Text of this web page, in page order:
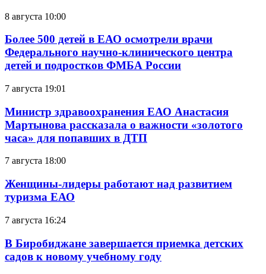
8 августа 10:00
Более 500 детей в ЕАО осмотрели врачи
Федерального научно-клинического центра
детей и подростков ФМБА России
7 августа 19:01
Министр здравоохранения ЕАО Анастасия
Мартынова рассказала о важности «золотого
часа» для попавших в ДТП
7 августа 18:00
Женщины-лидеры работают над развитием
туризма ЕАО
7 августа 16:24
В Биробиджане завершается приемка детских
садов к новому учебному году